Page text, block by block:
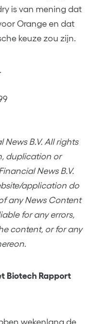
is van mening dat
Orange en dat
keuze zou zijn.
B.V. All rights
duplication or
News B.V.
application do
any News Content
for any errors,
content, or for any
Biotech Rapport
wekenlang de